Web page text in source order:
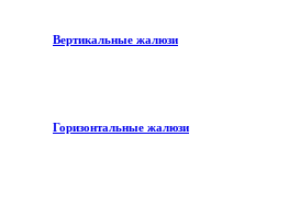
Вертикальные жалюзи
Горизонтальные жалюзи